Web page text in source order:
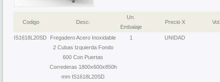
Codigo Desc.
Un.
Embalaje
Precio X Vol.
IS1618L20SD
Fregadero Acero Inoxidable
2 Cubas Izquierda Fondo
600 Con Puertas
Correderas 1800x600x850h
mm IS1618L20SD
1 UNIDAD